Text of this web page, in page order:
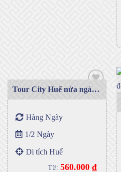
Tour City Huế nửa ngày
buổi chiều
Từ:560.000₫
Hàng Ngày
1/2 Ngày
Di tích Huế